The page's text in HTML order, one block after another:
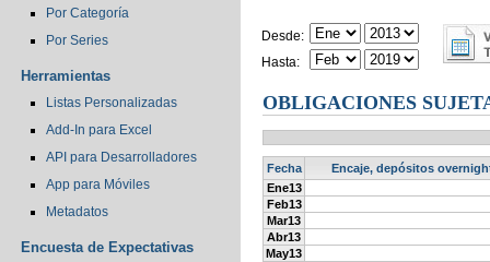
Por Categoría
Por Series
Herramientas
Listas Personalizadas
Add-In para Excel
API para Desarrolladores
App para Móviles
Metadatos
Encuesta de Expectativas
Desde:
Hasta:
OBLIGACIONES
Fecha
Encaje, depósitos
Ene13
Feb13
Mar13
Abr13
May13